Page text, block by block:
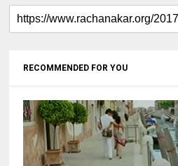
RECOMMENDED FOR YOU